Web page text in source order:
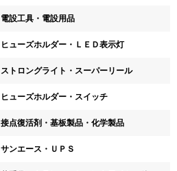
電設工具・電設用品
ヒューズホルダー・ＬＥＤ表示灯
ストロングライト・スーパーリール
ヒューズホルダー・スイッチ
接点復活剤・基板製品・化学製品
サンエース・ＵＰＳ